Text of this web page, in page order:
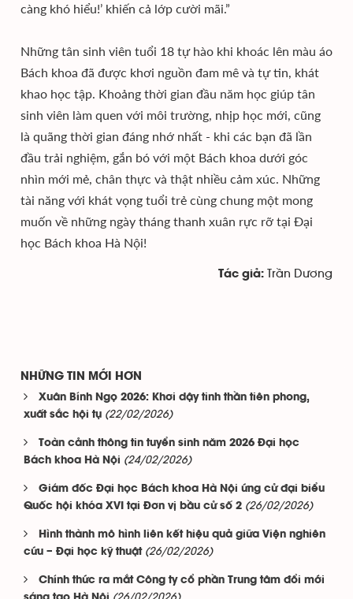
càng khó hiểu!’ khiến cả lớp cười mãi.”
Những tân sinh viên tuổi 18 tự hào khi khoác lên màu áo
Bách khoa đã được khơi nguồn đam mê và tự tin, khát
khao học tập. Khoảng thời gian đầu năm học giúp tân
sinh viên làm quen với môi trường, nhịp học mới, cũng
là quãng thời gian đáng nhớ nhất - khi các bạn đã lần
đầu trải nghiệm, gắn bó với một Bách khoa dưới góc
nhìn mới mẻ, chân thực và thật nhiều cảm xúc. Những
tài năng với khát vọng tuổi trẻ cùng chung một mong
muốn về những ngày tháng thanh xuân rực rỡ tại Đại
học Bách khoa Hà Nội!
Tác giả: Trần Dương
NHỮNG TIN MỚI HƠN
Xuân Bính Ngọ 2026: Khơi dậy tinh thần tiên phong,
xuất sắc hội tụ (22/02/2026)
Toàn cảnh thông tin tuyển sinh năm 2026 Đại học
Bách khoa Hà Nội (24/02/2026)
Giám đốc Đại học Bách khoa Hà Nội ứng cử đại biểu
Quốc hội khóa XVI tại Đơn vị bầu cử số 2 (26/02/2026)
Hình thành mô hình liên kết hiệu quả giữa Viện nghiên
cứu – Đại học kỹ thuật (26/02/2026)
Chính thức ra mắt Công ty cổ phần Trung tâm đổi mới